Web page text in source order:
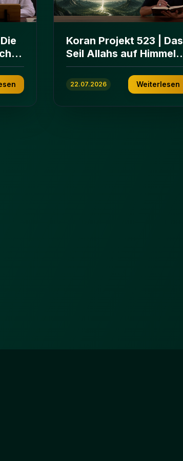
Āl
Koran Projekt 523 | Das
Seil Allahs auf Himmeln
und Erden | Sure Āl
ʿImrān 103-112
22.07.2026 Weiterlesen